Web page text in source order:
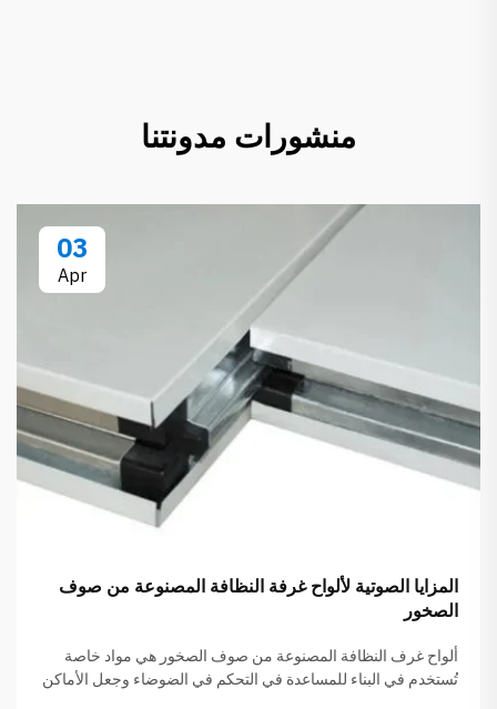
منشورات مدونتنا
03
Apr
المزايا الصوتية لألواح غرفة النظافة المصنوعة من صوف
الصخور
ألواح غرف النظافة المصنوعة من صوف الصخور هي مواد خاصة
تُستخدم في البناء للمساعدة في التحكم في الضوضاء وجعل الأماكن